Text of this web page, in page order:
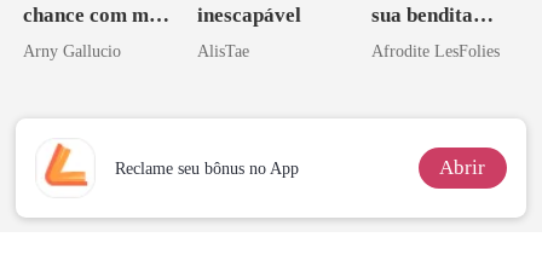
chance com meu
amor bilionário
Arny Gallucio
inescapável
AlisTae
sua bendita
ruína
Afrodite LesFolies
Reclame seu bônus no App Abrir